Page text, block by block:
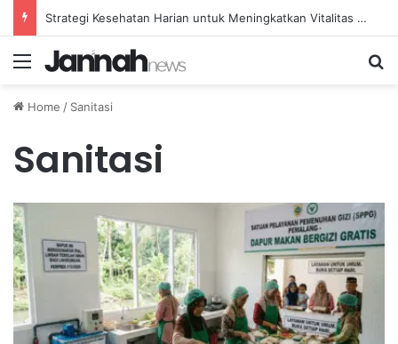
Strategi Kesehatan Harian untuk Meningkatkan Vitalitas dan Mengatasi Kelelahan Sehari-hari
Menu
Home / Sanitasi
Sanitasi